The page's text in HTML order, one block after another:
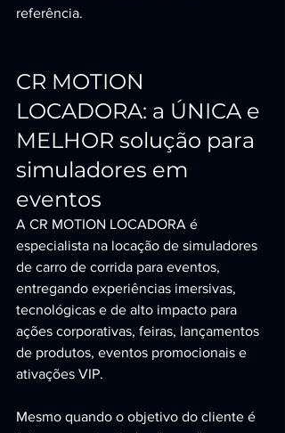
referência.
CR MOTION
LOCADORA: a ÚNICA e
MELHOR solução para
simuladores em
eventos
A CR MOTION LOCADORA é
especialista na locação de simuladores
de carro de corrida para eventos,
entregando experiências imersivas,
tecnológicas e de alto impacto para
ações corporativas, feiras, lançamentos
de produtos, eventos promocionais e
ativações VIP.
Mesmo quando o objetivo do cliente é